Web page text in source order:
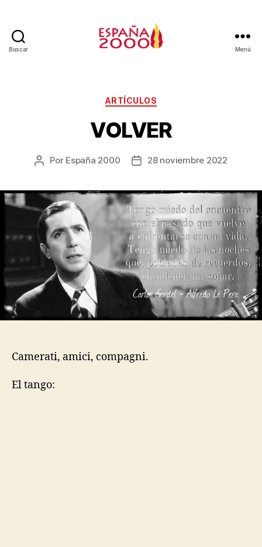
Buscar Menú
ARTÍCULOS
VOLVER
Por España 2000 28 noviembre 2022
Camerati, amici, compagni.
El tango: